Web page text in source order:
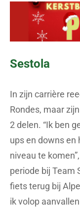
Sestola
In zijn carrière
Rondes, maar
2 delen. “Ik ben
ups en downs en
niveau te
periode bij Team
fiets terug bij
ik volop